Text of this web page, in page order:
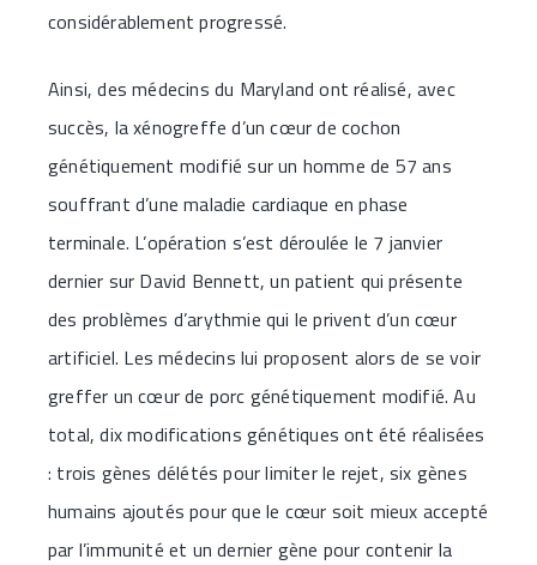
considérablement progressé.
Ainsi, des médecins du Maryland ont réalisé, avec
succès, la xénogreffe d’un cœur de cochon
génétiquement modifié sur un homme de 57 ans
souffrant d’une maladie cardiaque en phase
terminale. L’opération s’est déroulée le 7 janvier
dernier sur David Bennett, un patient qui présente
des problèmes d’arythmie qui le privent d’un cœur
artificiel. Les médecins lui proposent alors de se voir
greffer un cœur de porc génétiquement modifié. Au
total, dix modifications génétiques ont été réalisées
: trois gènes délétés pour limiter le rejet, six gènes
humains ajoutés pour que le cœur soit mieux accepté
par l’immunité et un dernier gène pour contenir la